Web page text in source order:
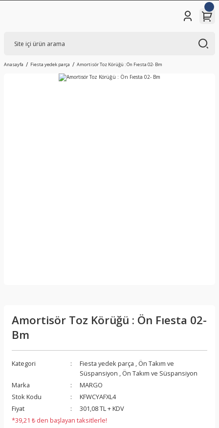
Anasayfa Fiesta yedek parça Amortisör Toz Körüğü : Ön Fıesta 02- Bm
Amortisör Toz Körüğü : Ön Fıesta 02-
Bm
Kategori Fiesta yedek parça , Ön Takım ve
Süspansiyon , Ön Takım ve Süspansiyon
Marka
MARGO
Stok Kodu
KFWCYAFXL4
Fiyat
301,08 TL + KDV
*39,21 ₺ den başlayan taksitlerle!